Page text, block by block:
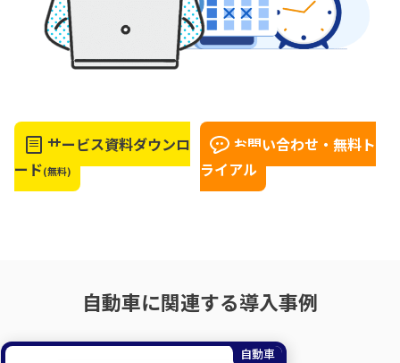
サービス資料ダウンロ
ード(無料)
お問い合わせ・無料ト
ライアル
自動車に関連する導入事例
自動車